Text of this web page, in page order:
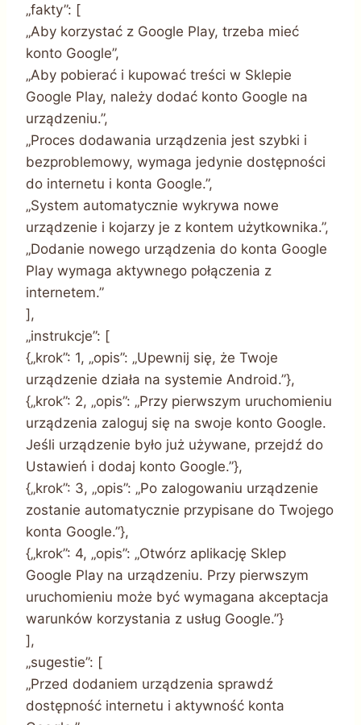
„fakty”: [
„Aby korzystać z Google Play, trzeba mieć
konto Google”,
„Aby pobierać i kupować treści w Sklepie
Google Play, należy dodać konto Google na
urządzeniu.”,
„Proces dodawania urządzenia jest szybki i
bezproblemowy, wymaga jedynie dostępności
do internetu i konta Google.”,
„System automatycznie wykrywa nowe
urządzenie i kojarzy je z kontem użytkownika.”,
„Dodanie nowego urządzenia do konta Google
Play wymaga aktywnego połączenia z
internetem.”
],
„instrukcje”: [
{„krok”: 1, „opis”: „Upewnij się, że Twoje
urządzenie działa na systemie Android.”},
{„krok”: 2, „opis”: „Przy pierwszym uruchomieniu
urządzenia zaloguj się na swoje konto Google.
Jeśli urządzenie było już używane, przejdź do
Ustawień i dodaj konto Google.”},
{„krok”: 3, „opis”: „Po zalogowaniu urządzenie
zostanie automatycznie przypisane do Twojego
konta Google.”},
{„krok”: 4, „opis”: „Otwórz aplikację Sklep
Google Play na urządzeniu. Przy pierwszym
uruchomieniu może być wymagana akceptacja
warunków korzystania z usług Google.”}
],
„sugestie”: [
„Przed dodaniem urządzenia sprawdź
dostępność internetu i aktywność konta